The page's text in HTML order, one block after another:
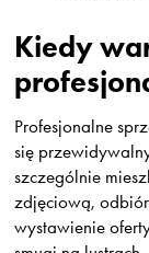
Kiedy
Profesjonalne
się
szczególnie
zdjęciową,
wystawienie